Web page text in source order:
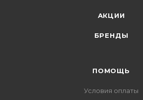
АКЦИИ
БРЕНДЫ
ПОМОЩЬ
Условия оплаты